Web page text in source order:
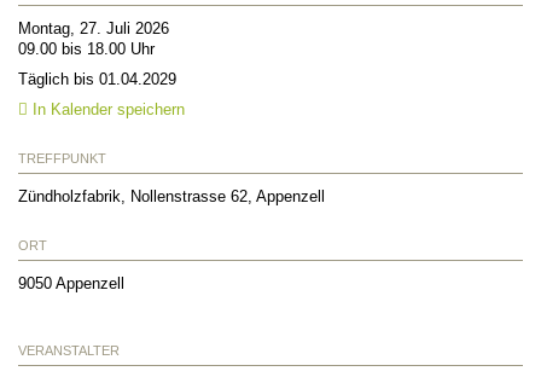
Montag, 27. Juli 2026
09.00 bis 18.00 Uhr
Täglich bis 01.04.2029
In Kalender speichern
TREFFPUNKT
Zündholzfabrik, Nollenstrasse 62, Appenzell
ORT
9050 Appenzell
VERANSTALTER